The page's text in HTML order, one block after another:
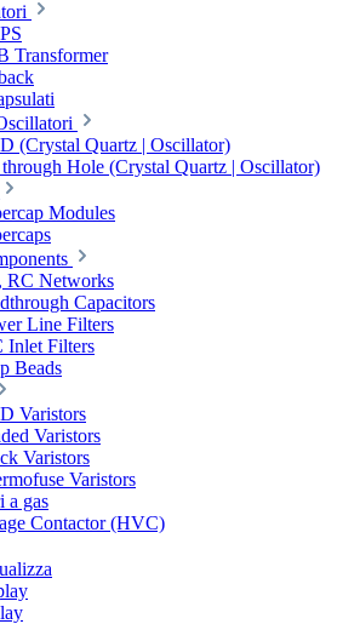
Transformer
(Crystal Quartz | Oscillator)
Hole (Crystal Quartz | Oscillator)
Modules
RC Networks
Capacitors
Line Filters
Inlet Filters
Beads
Varistors
Varistors
Varistors
Varistors
a gas
Contactor (HVC)